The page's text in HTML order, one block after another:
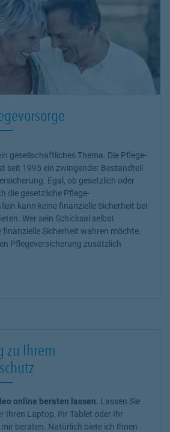
gesellschaftliches Thema. Die Pflege-
seit 1995 ein zwingender Bestandteil
Egal, ob gesetzlich oder
die gesetzliche Pflege-
kann keine finanzielle Sicherheit bei
Wer sein Schicksal selbst
finanzielle Sicherheit wahren möchte,
Pflegeversicherung zusätzlich
Opens in New Tab
zu Ihrem
online beraten lassen. Lassen Sie
Ihren Laptop, Ihr Tablet oder Ihr
beraten. Natürlich biete ich Ihnen